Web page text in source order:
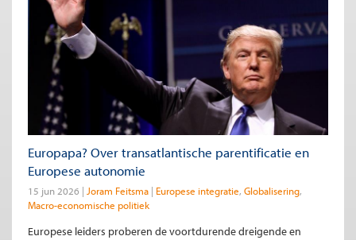
Europapa? Over transatlantische parentificatie en
Europese autonomie
15 jun 2026 Joram Feitsma Europese integratie Globalisering
Macro-economische politiek
Europese leiders proberen de voortdurende dreigende en